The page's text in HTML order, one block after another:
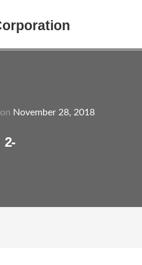
on November 28, 2018
2-